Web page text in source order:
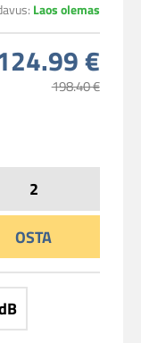
Laos olemas
€
198.40 €
OSTA